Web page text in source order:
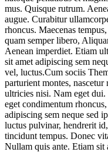
mus. Quisque rutrum.
augue. Curabitur
rhoncus. Maecenas
quam semper libero,
Aenean imperdiet. Etiam
sit amet adipiscing sem
vel, luctus.Cum sociis
parturient montes,
ultricies nisi. Nam eget dui.
eget condimentum
adipiscing sem neque sed
luctus pulvinar, hendrerit
tincidunt tempus. Donec
Nullam quis ante. Etiam sit